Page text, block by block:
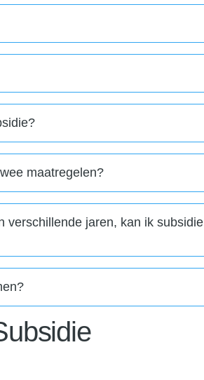
maatregelen?
verschillende jaren, kan ik subsidie